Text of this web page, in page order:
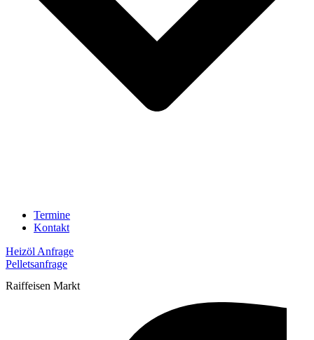
Termine
Kontakt
Heizöl Anfrage
Pelletsanfrage
Raiffeisen Markt